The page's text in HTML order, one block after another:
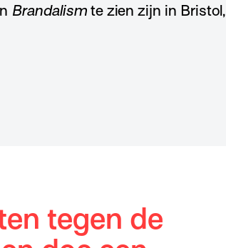
Brandalism te zien zijn in Bristol,
tegen de